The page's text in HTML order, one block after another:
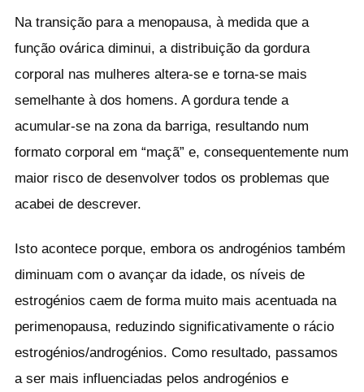
Na transição para a menopausa, à medida que a
função ovárica diminui, a distribuição da gordura
corporal nas mulheres altera-se e torna-se mais
semelhante à dos homens. A gordura tende a
acumular-se na zona da barriga, resultando num
formato corporal em “maçã” e, consequentemente num
maior risco de desenvolver todos os problemas que
acabei de descrever.
Isto acontece porque, embora os androgénios também
diminuam com o avançar da idade, os níveis de
estrogénios caem de forma muito mais acentuada na
perimenopausa, reduzindo significativamente o rácio
estrogénios/androgénios. Como resultado, passamos
a ser mais influenciadas pelos androgénios e